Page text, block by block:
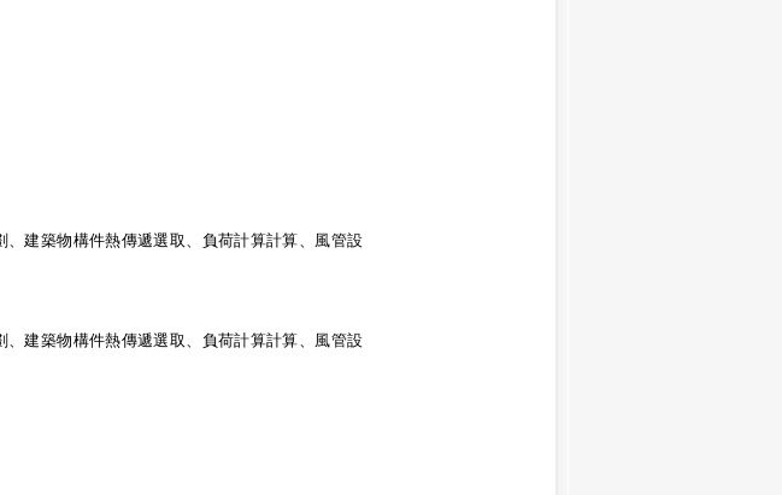
建築物構件熱傳遞選取、負荷計算計算、風管設
建築物構件熱傳遞選取、負荷計算計算、風管設